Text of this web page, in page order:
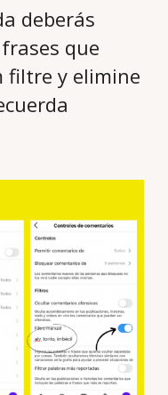
deberás
que
filtre y elimine